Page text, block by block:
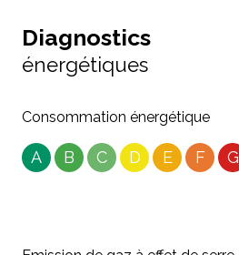
Diagnostics
énergétiques
Consommation énergétique
A B C D E F G